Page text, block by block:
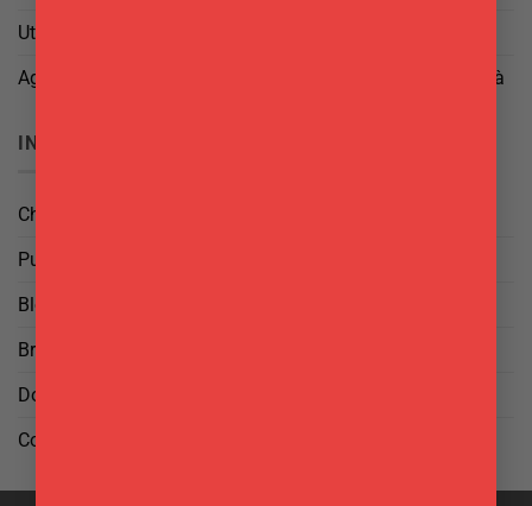
Utilizzo di cookies
Aggiorna le tue preferenze di tracciamento della pubblicità
INFO
Chi Siamo
Punti Vendita
Blog
Brand
Domande frequenti
Contattaci